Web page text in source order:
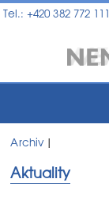
Tel.: +420 382 772 111
Archiv|
Aktuality